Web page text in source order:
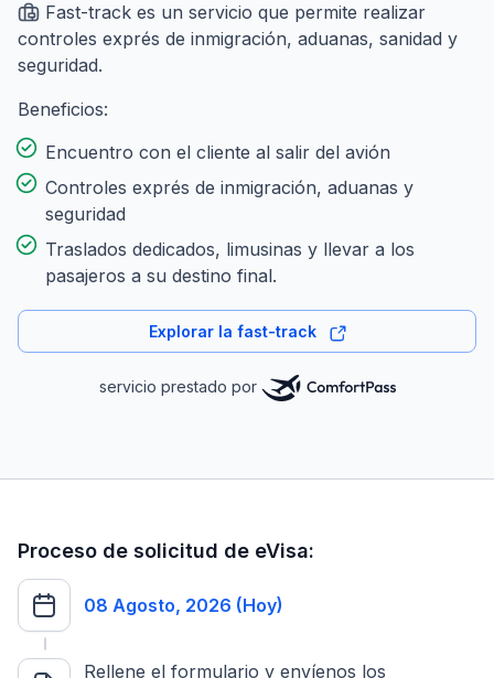
Fast-track es un servicio que permite realizar
controles exprés de inmigración, aduanas, sanidad y
seguridad.
Beneficios:
Encuentro con el cliente al salir del avión
Controles exprés de inmigración, aduanas y
seguridad
Traslados dedicados, limusinas y llevar a los
pasajeros a su destino final.
Explorar la fast-track
servicio prestado por
Proceso de solicitud de eVisa:
08 Agosto, 2026 (Hoy)
Rellene el formulario y envíenos los